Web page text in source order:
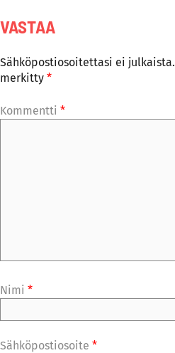
VASTAA
Sähköpostiosoitettasi ei julkaista.
merkitty *
Kommentti *
Nimi *
Sähköpostiosoite *